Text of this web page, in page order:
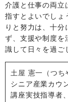
介護と仕事の両立
指す とよいでしょ
りと努力は、十
ず、支援や制度を
識して日々を過ご
土屋 憲一（つち
シニア産業カウ
講座実技指導者